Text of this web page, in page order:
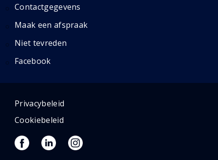
Contactgegevens
Maak een afspraak
Niet tevreden
Facebook
Privacybeleid
Cookiebeleid